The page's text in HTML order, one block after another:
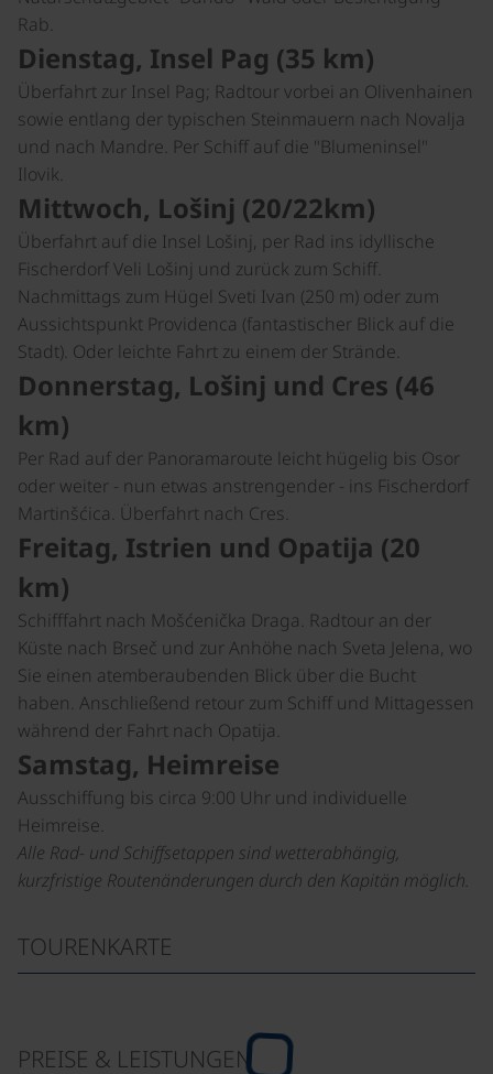
Rab.
Dienstag, Insel Pag (35 km)
Überfahrt zur Insel Pag; Radtour vorbei an Olivenhainen
sowie entlang der typischen Steinmauern nach Novalja
und nach Mandre. Per Schiff auf die "Blumeninsel"
Ilovik.
Mittwoch, Lošinj (20/22km)
Überfahrt auf die Insel Lošinj, per Rad ins idyllische
Fischerdorf Veli Lošinj und zurück zum Schiff.
Nachmittags zum Hügel Sveti Ivan (250 m) oder zum
Aussichtspunkt Providenca (fantastischer Blick auf die
Stadt). Oder leichte Fahrt zu einem der Strände.
Donnerstag, Lošinj und Cres (46
km)
Per Rad auf der Panoramaroute leicht hügelig bis Osor
oder weiter - nun etwas anstrengender - ins Fischerdorf
Martinšćica. Überfahrt nach Cres.
Freitag, Istrien und Opatija (20
km)
Schifffahrt nach Mošćenička Draga. Radtour an der
Küste nach Brseč und zur Anhöhe nach Sveta Jelena, wo
Sie einen atemberaubenden Blick über die Bucht
haben. Anschließend retour zum Schiff und Mittagessen
während der Fahrt nach Opatija.
Samstag, Heimreise
Ausschiffung bis circa 9:00 Uhr und individuelle
Heimreise.
Alle Rad- und Schiffsetappen sind wetterabhängig,
kurzfristige Routenänderungen durch den Kapitän möglich.
TOURENKARTE
PREISE & LEISTUNGEN